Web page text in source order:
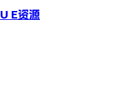
U E资源